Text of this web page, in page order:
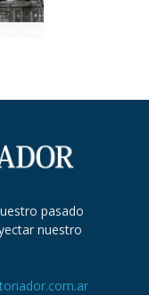
pasado
nuestro